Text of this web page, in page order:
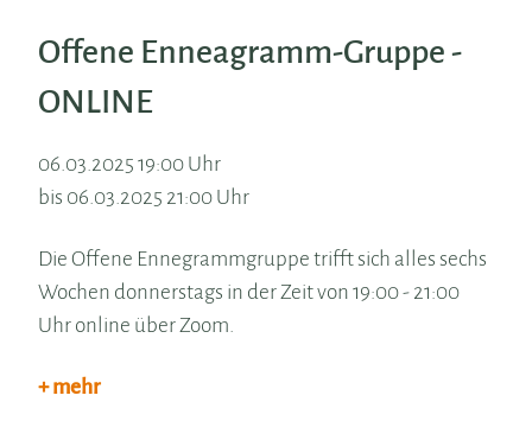
Offene Enneagramm-Gruppe -
ONLINE
06.03.2025 19:00 Uhr
bis 06.03.2025 21:00 Uhr
Die Offene Ennegrammgruppe trifft sich alles sechs
Wochen donnerstags in der Zeit von 19:00 - 21:00
Uhr online über Zoom.
+ mehr